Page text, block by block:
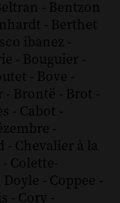
- Bentzon
- Berthet
ibanez -
- Bouguier -
- Bove -
- Brontë - Brot -
- Cabot -
-
- Chevalier à la
- Colette-
Doyle - Coppee -
- Cory -